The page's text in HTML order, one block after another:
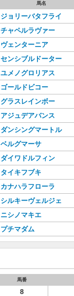
馬名
ジョリーバタフライ
チャペルラヴァー
ヴェンターニア
センシブルドーター
ユメノグロリアス
ゴールドビコー
グラスレインボー
アジュデアバンス
ダンシングマートル
ベルグマーサ
ダイワドルフィン
タイキフブキ
カナハラフローラ
シルキーヴェルジェ
ニシノマキエ
プチマダム
馬番
8